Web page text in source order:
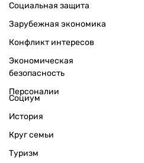
Социальная защита
Зарубежная экономика
Конфликт интересов
Экономическая
безопасность
Персоналии
Социум
История
Круг семьи
Туризм